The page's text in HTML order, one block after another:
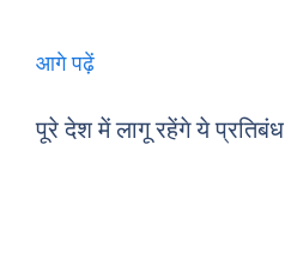
आगे पढ़ें
पूरे देश में लागू रहेंगे ये प्रतिबंध